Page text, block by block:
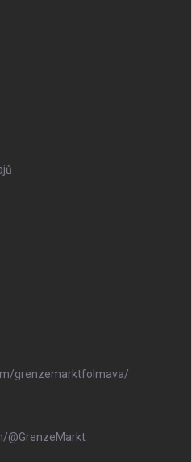
grenzemarktfolmava/
@GrenzeMarkt